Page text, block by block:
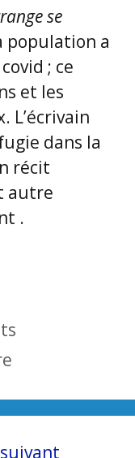
se
population a
; ce
et les
L’écrivain
dans la
récit
autre
.
suivant